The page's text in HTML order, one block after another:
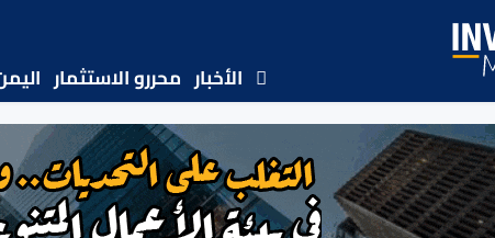
الأخبار محررو الاستثمار